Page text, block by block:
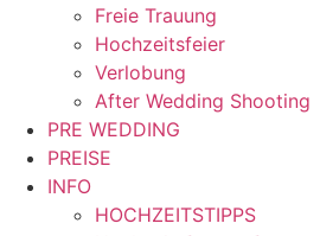
Freie Trauung
Hochzeitsfeier
Verlobung
After Wedding Shooting
PRE WEDDING
PREISE
INFO
HOCHZEITSTIPPS